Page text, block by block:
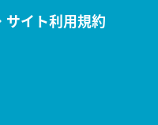
サイト利用規約